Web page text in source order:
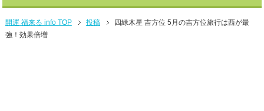
開運 福来る info TOP 投稿
四緑木星 吉方位 5月の吉方位旅行は西が最
強！効果倍増